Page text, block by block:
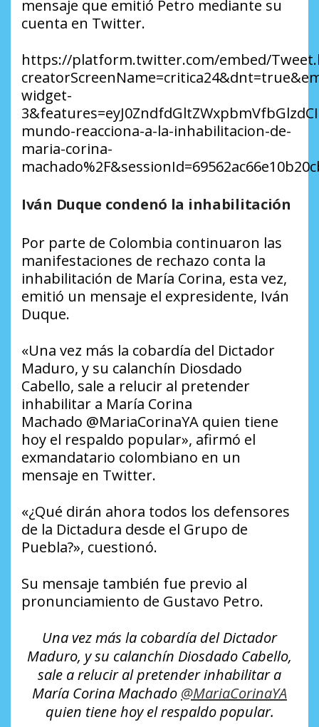
mensaje que emitió Petro mediante su
cuenta en Twitter.
https://platform.twitter.com/embed/
widget-
mundo-reacciona-a-la-inhabilitacion-de-
maria-corina-
Iván Duque condenó la inhabilitación
Por parte de Colombia continuaron las
manifestaciones de rechazo conta la
inhabilitación de María Corina, esta vez,
emitió un mensaje el expresidente, Iván
Duque.
«Una vez más la cobardía del Dictador
Maduro, y su calanchín Diosdado
Cabello, sale a relucir al pretender
inhabilitar a María Corina
Machado @MariaCorinaYA quien tiene
hoy el respaldo popular», afirmó el
exmandatario colombiano en un
mensaje en Twitter.
«¿Qué dirán ahora todos los defensores
de la Dictadura desde el Grupo de
Puebla?», cuestionó.
Su mensaje también fue previo al
pronunciamiento de Gustavo Petro.
Una vez más la cobardía del Dictador
Maduro, y su calanchín Diosdado Cabello,
sale a relucir al pretender inhabilitar a
María Corina Machado @MariaCorinaYA
quien tiene hoy el respaldo popular.